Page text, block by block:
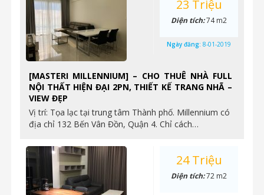
[MASTERI MILLENNIUM] – CHO THUÊ NHÀ FULL
NỘI THẤT HIỆN ĐẠI 2PN, THIẾT KẾ TRANG NHÃ –
VIEW ĐẸP
Vị trí: Tọa lạc tại trung tâm Thành phố. Millennium có
địa chỉ 132 Bến Vân Đồn, Quận 4. Chỉ cách…
23 Triệu
Diện tích:74 m2
Ngày đăng: 8-01-2019
24 Triệu
Diện tích:72 m2